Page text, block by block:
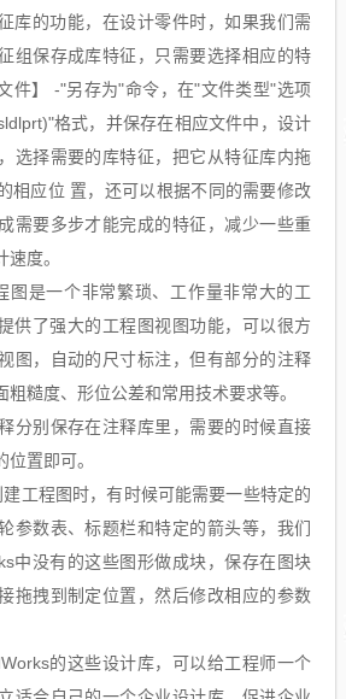
库的功能，在设计零件时，如果我们需
组保存成库特征，只需要选择相应的特
件】 -"另存为"命令，在"文件类型"选项
格式，并保存在相应文件中，设计
选择需要的库特征，把它从特征库内拖
相应位 置，还可以根据不同的需要修改
需要多步才能完成的特征，减少一些重
度。
图是一个非常繁琐、工作量非常大的工
供了强大的工程图视图功能，可以很方
图，自动的尺寸标注，但有部分的注释
糙度、形位公差和常用技术要求等。
分别保存在注释库里，需要的时候直接
置即可。
工程图时，有时候可能需要一些特定的
参数表、标题栏和特定的箭头等，我们
中没有的这些图形做成块，保存在图块
拖拽到制定位置，然后修改相应的参数
的这些设计库，可以给工程师一个